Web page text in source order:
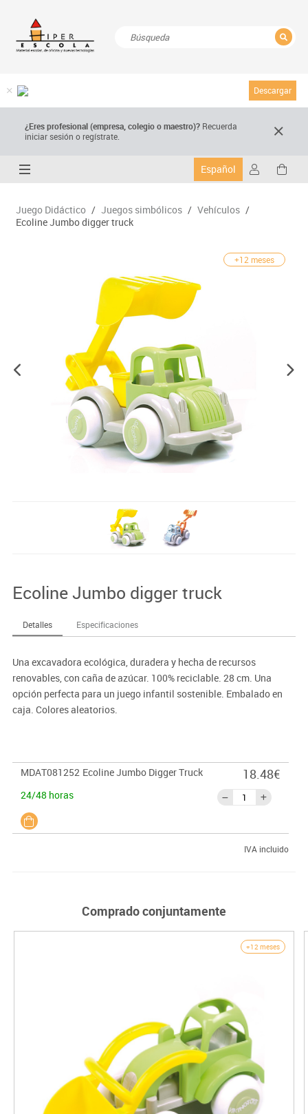
Descargar
¿Eres profesional (empresa, colegio o maestro)? Recuerda
iniciar sesión o regístrate.
Español
Juego Didáctico / Juegos simbólicos / Vehículos /
Ecoline Jumbo digger truck
+12 meses
Ecoline Jumbo digger truck
Detalles Especificaciones
Una excavadora ecológica, duradera y hecha de recursos
renovables, con caña de azúcar. 100% reciclable. 28 cm. Una
opción perfecta para un juego infantil sostenible. Embalado en
caja. Colores aleatorios.
MDAT081252 Ecoline Jumbo Digger Truck
24/48 horas
18.48€
IVA incluido
Comprado conjuntamente
+12 meses